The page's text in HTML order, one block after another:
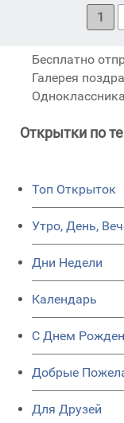
1
Бесплатно
Галерея
Открытки по
Топ Открыток
Утро, День,
Дни Недели
Календарь
C Днем
Добрые
Для Друзей